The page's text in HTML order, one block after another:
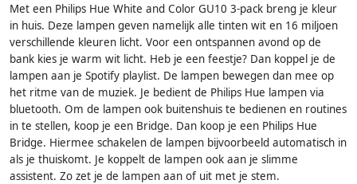
Met een Philips Hue White and Color GU10 3-pack breng je kleur
in huis. Deze lampen geven namelijk alle tinten wit en 16 miljoen
verschillende kleuren licht. Voor een ontspannen avond op de
bank kies je warm wit licht. Heb je een feestje? Dan koppel je de
lampen aan je Spotify playlist. De lampen bewegen dan mee op
het ritme van de muziek. Je bedient de Philips Hue lampen via
bluetooth. Om de lampen ook buitenshuis te bedienen en routines
in te stellen, koop je een Bridge. Dan koop je een Philips Hue
Bridge. Hiermee schakelen de lampen bijvoorbeeld automatisch in
als je thuiskomt. Je koppelt de lampen ook aan je slimme
assistent. Zo zet je de lampen aan of uit met je stem.